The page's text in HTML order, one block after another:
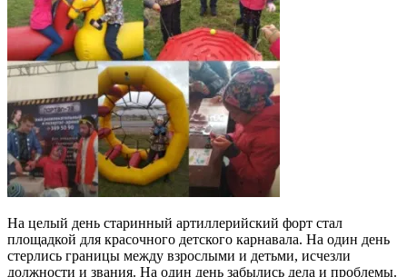
На целый день старинный артиллерийский форт стал
площадкой для красочного детского карнавала. На один день
стерлись границы между взрослыми и детьми, исчезли
должности и звания. На один день забылись дела и проблемы.